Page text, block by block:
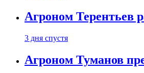
Агроном Терентьев
3 дня спустя
Агроном Туманов